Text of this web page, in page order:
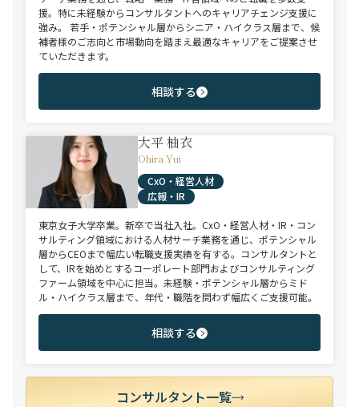
援。特に未経験からコンサルタントへのキャリアチェンジ支援に
強み。 若手・ポテンシャル層からシニア・ハイクラス層まで、候
補者様のご志向と市場動向を踏まえ最適なキャリアをご提案させ
ていただきます。
相談する
大平 柚衣
Ohira Yui
CxO・経営人材
広報・IR
東京女子大学卒業。新卒で当社入社。CxO・経営人材・IR・コン
サルティング領域における人材サーチ業務を通じ、ポテンシャル
層からCEOまで幅広い転職支援実績を有する。コンサルタントと
して、IRを始めとするコーポレート部門およびコンサルティング
ファーム領域を中心に担当。未経験・ポテンシャル層からミド
ル・ハイクラス層まで、年代・職階を問わず幅広くご支援可能。
相談する
コンサルタント一覧